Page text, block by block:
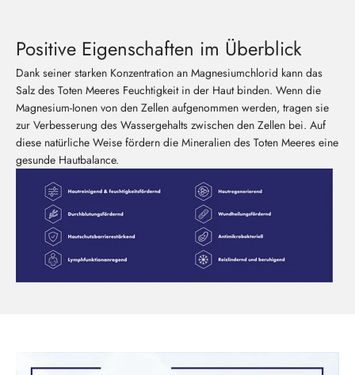
Positive Eigenschaften im Überblick
Dank seiner starken Konzentration an Magnesiumchlorid kann das
Salz des Toten Meeres Feuchtigkeit in der Haut binden. Wenn die
Magnesium-Ionen von den Zellen aufgenommen werden, tragen sie
zur Verbesserung des Wassergehalts zwischen den Zellen bei. Auf
diese natürliche Weise fördern die Mineralien des Toten Meeres eine
gesunde Hautbalance.